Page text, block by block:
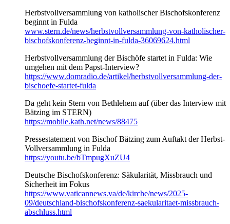
Herbstvollversammlung von katholischer Bischofskonferenz
beginnt in Fulda
www.stern.de/news/herbstvollversammlung-von-katholischer-
bischofskonferenz-beginnt-in-fulda-36069624.html
Herbstvollversammlung der Bischöfe startet in Fulda: Wie
umgehen mit dem Papst-Interview?
https://www.domradio.de/artikel/herbstvollversammlung-der-
bischoefe-startet-fulda
Da geht kein Stern von Bethlehem auf (über das Interview mit
Bätzing im STERN)
https://mobile.kath.net/news/88475
Pressestatement von Bischof Bätzing zum Auftakt der Herbst-
Vollversammlung in Fulda
https://youtu.be/bTmpugXuZU4
Deutsche Bischofskonferenz: Säkularität, Missbrauch und
Sicherheit im Fokus
https://www.vaticannews.va/de/kirche/news/2025-
09/deutschland-bischofskonferenz-saekularitaet-missbrauch-
abschluss.html